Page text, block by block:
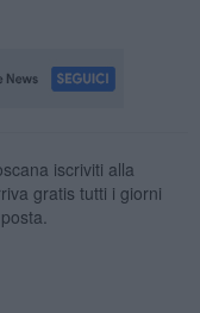
iscriviti alla
gratis tutti i giorni